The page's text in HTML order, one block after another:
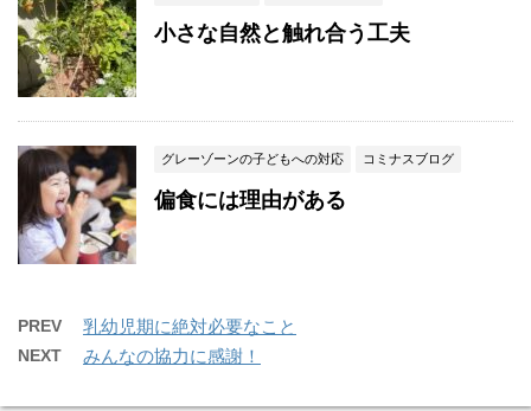
小さな自然と触れ合う工夫
グレーゾーンの子どもへの対応 コミナスブログ
偏食には理由がある
PREV 乳幼児期に絶対必要なこと
NEXT みんなの協力に感謝！